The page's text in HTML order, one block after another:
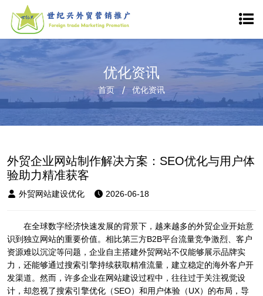
优化资讯
首页 优化资讯
外贸企业网站制作解决方案：SEO优化与用户体
验助力精准获客
外贸网站建设优化 2026-06-18
在全球数字经济快速发展的背景下，越来越多的外贸企业开始意
识到独立网站的重要价值。相比第三方B2B平台流量竞争激烈、客户
资源难以沉淀等问题，企业自主搭建外贸网站不仅能够展示品牌实
力，还能够通过搜索引擎持续获取精准流量，建立稳定的海外客户开
发渠道。然而，许多企业在网站建设过程中，往往过于关注视觉设
计，却忽视了搜索引擎优化（SEO）和用户体验（UX）的布局，导